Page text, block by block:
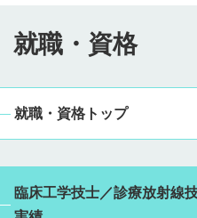
就職・資格
就職・資格トップ
臨床工学技士／診療放射線